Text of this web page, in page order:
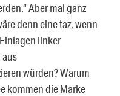
Aber mal ganz
denn eine taz, wenn
linker
aus
würden? Warum
kommen die Marke